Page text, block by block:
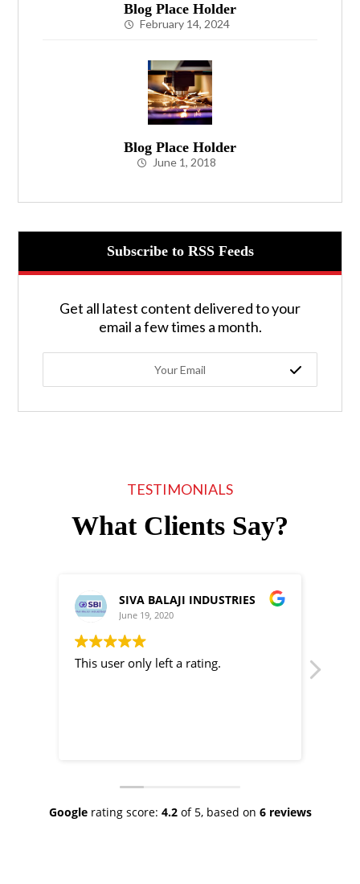
Blog Place Holder
February 14, 2024
Blog Place Holder
June 1, 2018
Subscribe to RSS Feeds
Get all latest content delivered to your
email a few times a month.
TESTIMONIALS
What Clients Say?
SIVA BALAJI INDUSTRIES
June 19, 2020
This user only left a rating.
Googlerating score: 4.2of 5, based on 6 reviews